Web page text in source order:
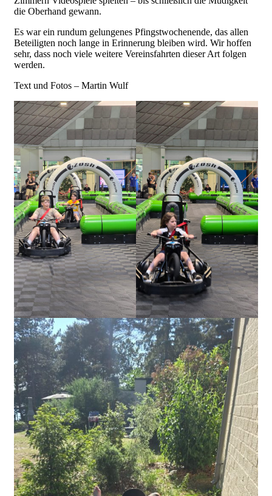
die Oberhand gewann.
Es war ein rundum gelungenes Pfingstwochenende, das allen
Beteiligten noch lange in Erinnerung bleiben wird. Wir hoffen
sehr, dass noch viele weitere Vereinsfahrten dieser Art folgen
werden.
Text und Fotos – Martin Wulf